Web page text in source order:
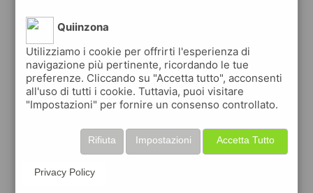
scarica gratis app
quiinzona è una app
gratuita
che ti aiuta se cerchi 'un'app per
premia ogni volta che la usi
raccogli punti da convertire inbuoni sconto
Quiinzona
Utilizziamo i cookie per offrirti l'esperienza di
navigazione più pertinente, ricordando le tue
preferenze. Cliccando su "Accetta tutto", acconsenti
all'uso di tutti i cookie. Tuttavia, puoi visitare
"Impostazioni" per fornire un consenso controllato.
Accetta Tutto
Impostazioni
Rifiuta
Privacy Policy